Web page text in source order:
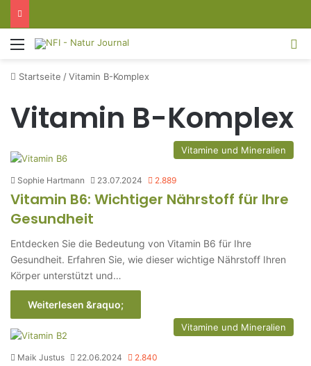
Menü
Startseite /Vitamin B-Komplex
Vitamin B-Komplex
Vitamine und Mineralien
Sophie Hartmann 23.07.2024 2.889
Vitamin B6: Wichtiger Nährstoff für Ihre
Gesundheit
Entdecken Sie die Bedeutung von Vitamin B6 für Ihre
Gesundheit. Erfahren Sie, wie dieser wichtige Nährstoff Ihren
Körper unterstützt und…
Weiterlesen &raquo;
Vitamine und Mineralien
Maik Justus 22.06.2024 2.840